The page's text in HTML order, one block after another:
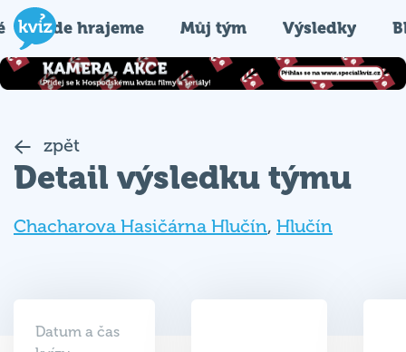
Kde hrajeme Můj tým Výsledky
zpět
Detail výsledku týmu
Chacharova Hasičárna Hlučín, Hlučín
Datum a čas